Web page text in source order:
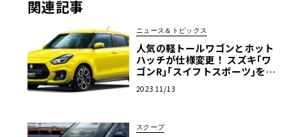
関連記事
ニュース＆トピックス
人気の軽トールワゴンとホット
ハッチが仕様変更！ スズキ｢ワ
ゴンR｣｢スイフトスポーツ｣を一
2023 11/13
スクープ